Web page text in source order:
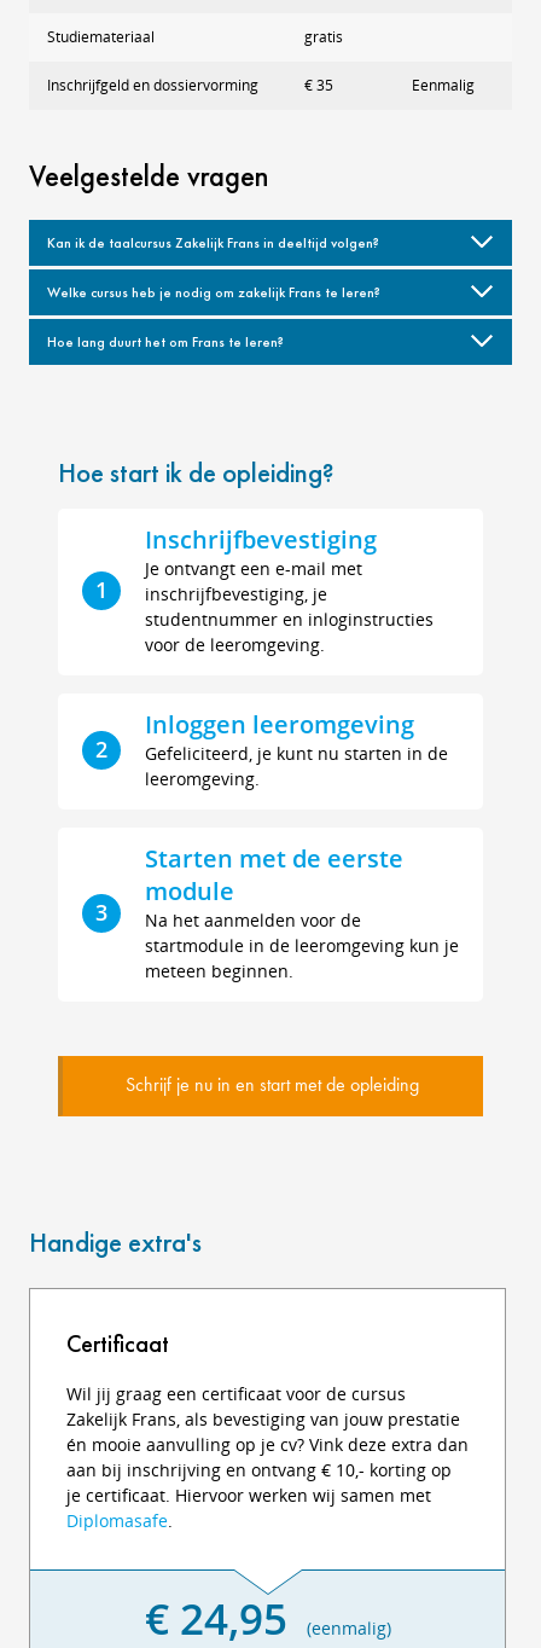
Studiemateriaal gratis
Inschrijfgeld en dossiervorming € 35 Eenmalig
Veelgestelde vragen
Kan ik de taalcursus Zakelijk Frans in deeltijd volgen?
Welke cursus heb je nodig om zakelijk Frans te leren?
Hoe lang duurt het om Frans te leren?
Hoe start ik de opleiding?
1
Inschrijfbevestiging
Je ontvangt een e-mail met
inschrijfbevestiging, je
studentnummer en inloginstructies
voor de leeromgeving.
2
Inloggen leeromgeving
Gefeliciteerd, je kunt nu starten in de
leeromgeving.
3
Starten met de eerste
module
Na het aanmelden voor de
startmodule in de leeromgeving kun je
meteen beginnen.
Schrijf je nu in en start met de opleiding
Handige extra's
Certificaat
Wil jij graag een certificaat voor de cursus
Zakelijk Frans, als bevestiging van jouw prestatie
én mooie aanvulling op je cv? Vink deze extra dan
aan bij inschrijving en ontvang € 10,- korting op
je certificaat. Hiervoor werken wij samen met
Diplomasafe.
€ 24,95 (eenmalig)